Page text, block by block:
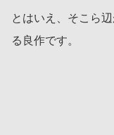
とはいえ、そこら
る良作です。